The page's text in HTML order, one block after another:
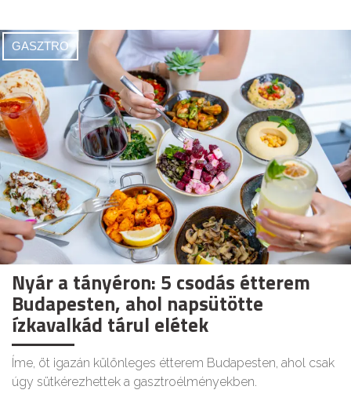
GASZTRO
Nyár a tányéron: 5 csodás étterem
Budapesten, ahol napsütötte
ízkavalkád tárul elétek
Íme, öt igazán különleges étterem Budapesten, ahol csak
úgy sütkérezhettek a gasztroélményekben.